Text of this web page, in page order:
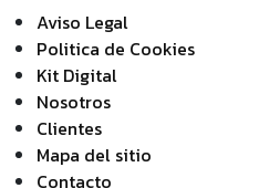
Aviso Legal
Politica de Cookies
Kit Digital
Nosotros
Clientes
Mapa del sitio
Contacto